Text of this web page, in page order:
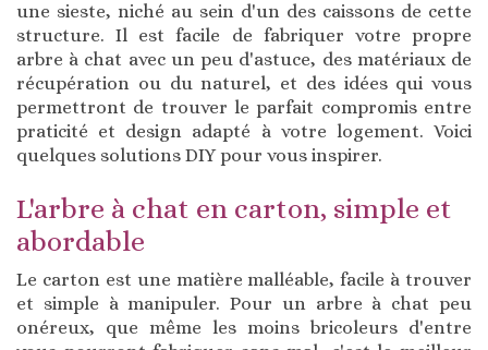
une sieste, niché au sein d'un des caissons de cette
structure. Il est facile de fabriquer votre propre
arbre à chat avec un peu d'astuce, des matériaux de
récupération ou du naturel, et des idées qui vous
permettront de trouver le parfait compromis entre
praticité et design adapté à votre logement. Voici
quelques solutions DIY pour vous inspirer.
L'arbre à chat en carton, simple et
abordable
Le carton est une matière malléable, facile à trouver
et simple à manipuler. Pour un arbre à chat peu
onéreux, que même les moins bricoleurs d'entre